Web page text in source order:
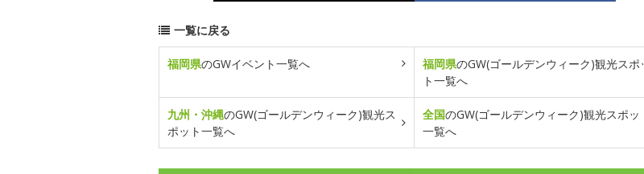
一覧に戻る
福岡県のGWイベント一覧へ 福岡県のGW(ゴールデンウィーク)観光スポ
ト一覧へ
九州・沖縄のGW(ゴールデンウィーク)観光ス
ポット一覧へ
全国のGW(ゴールデンウィーク)観光スポッ
一覧へ